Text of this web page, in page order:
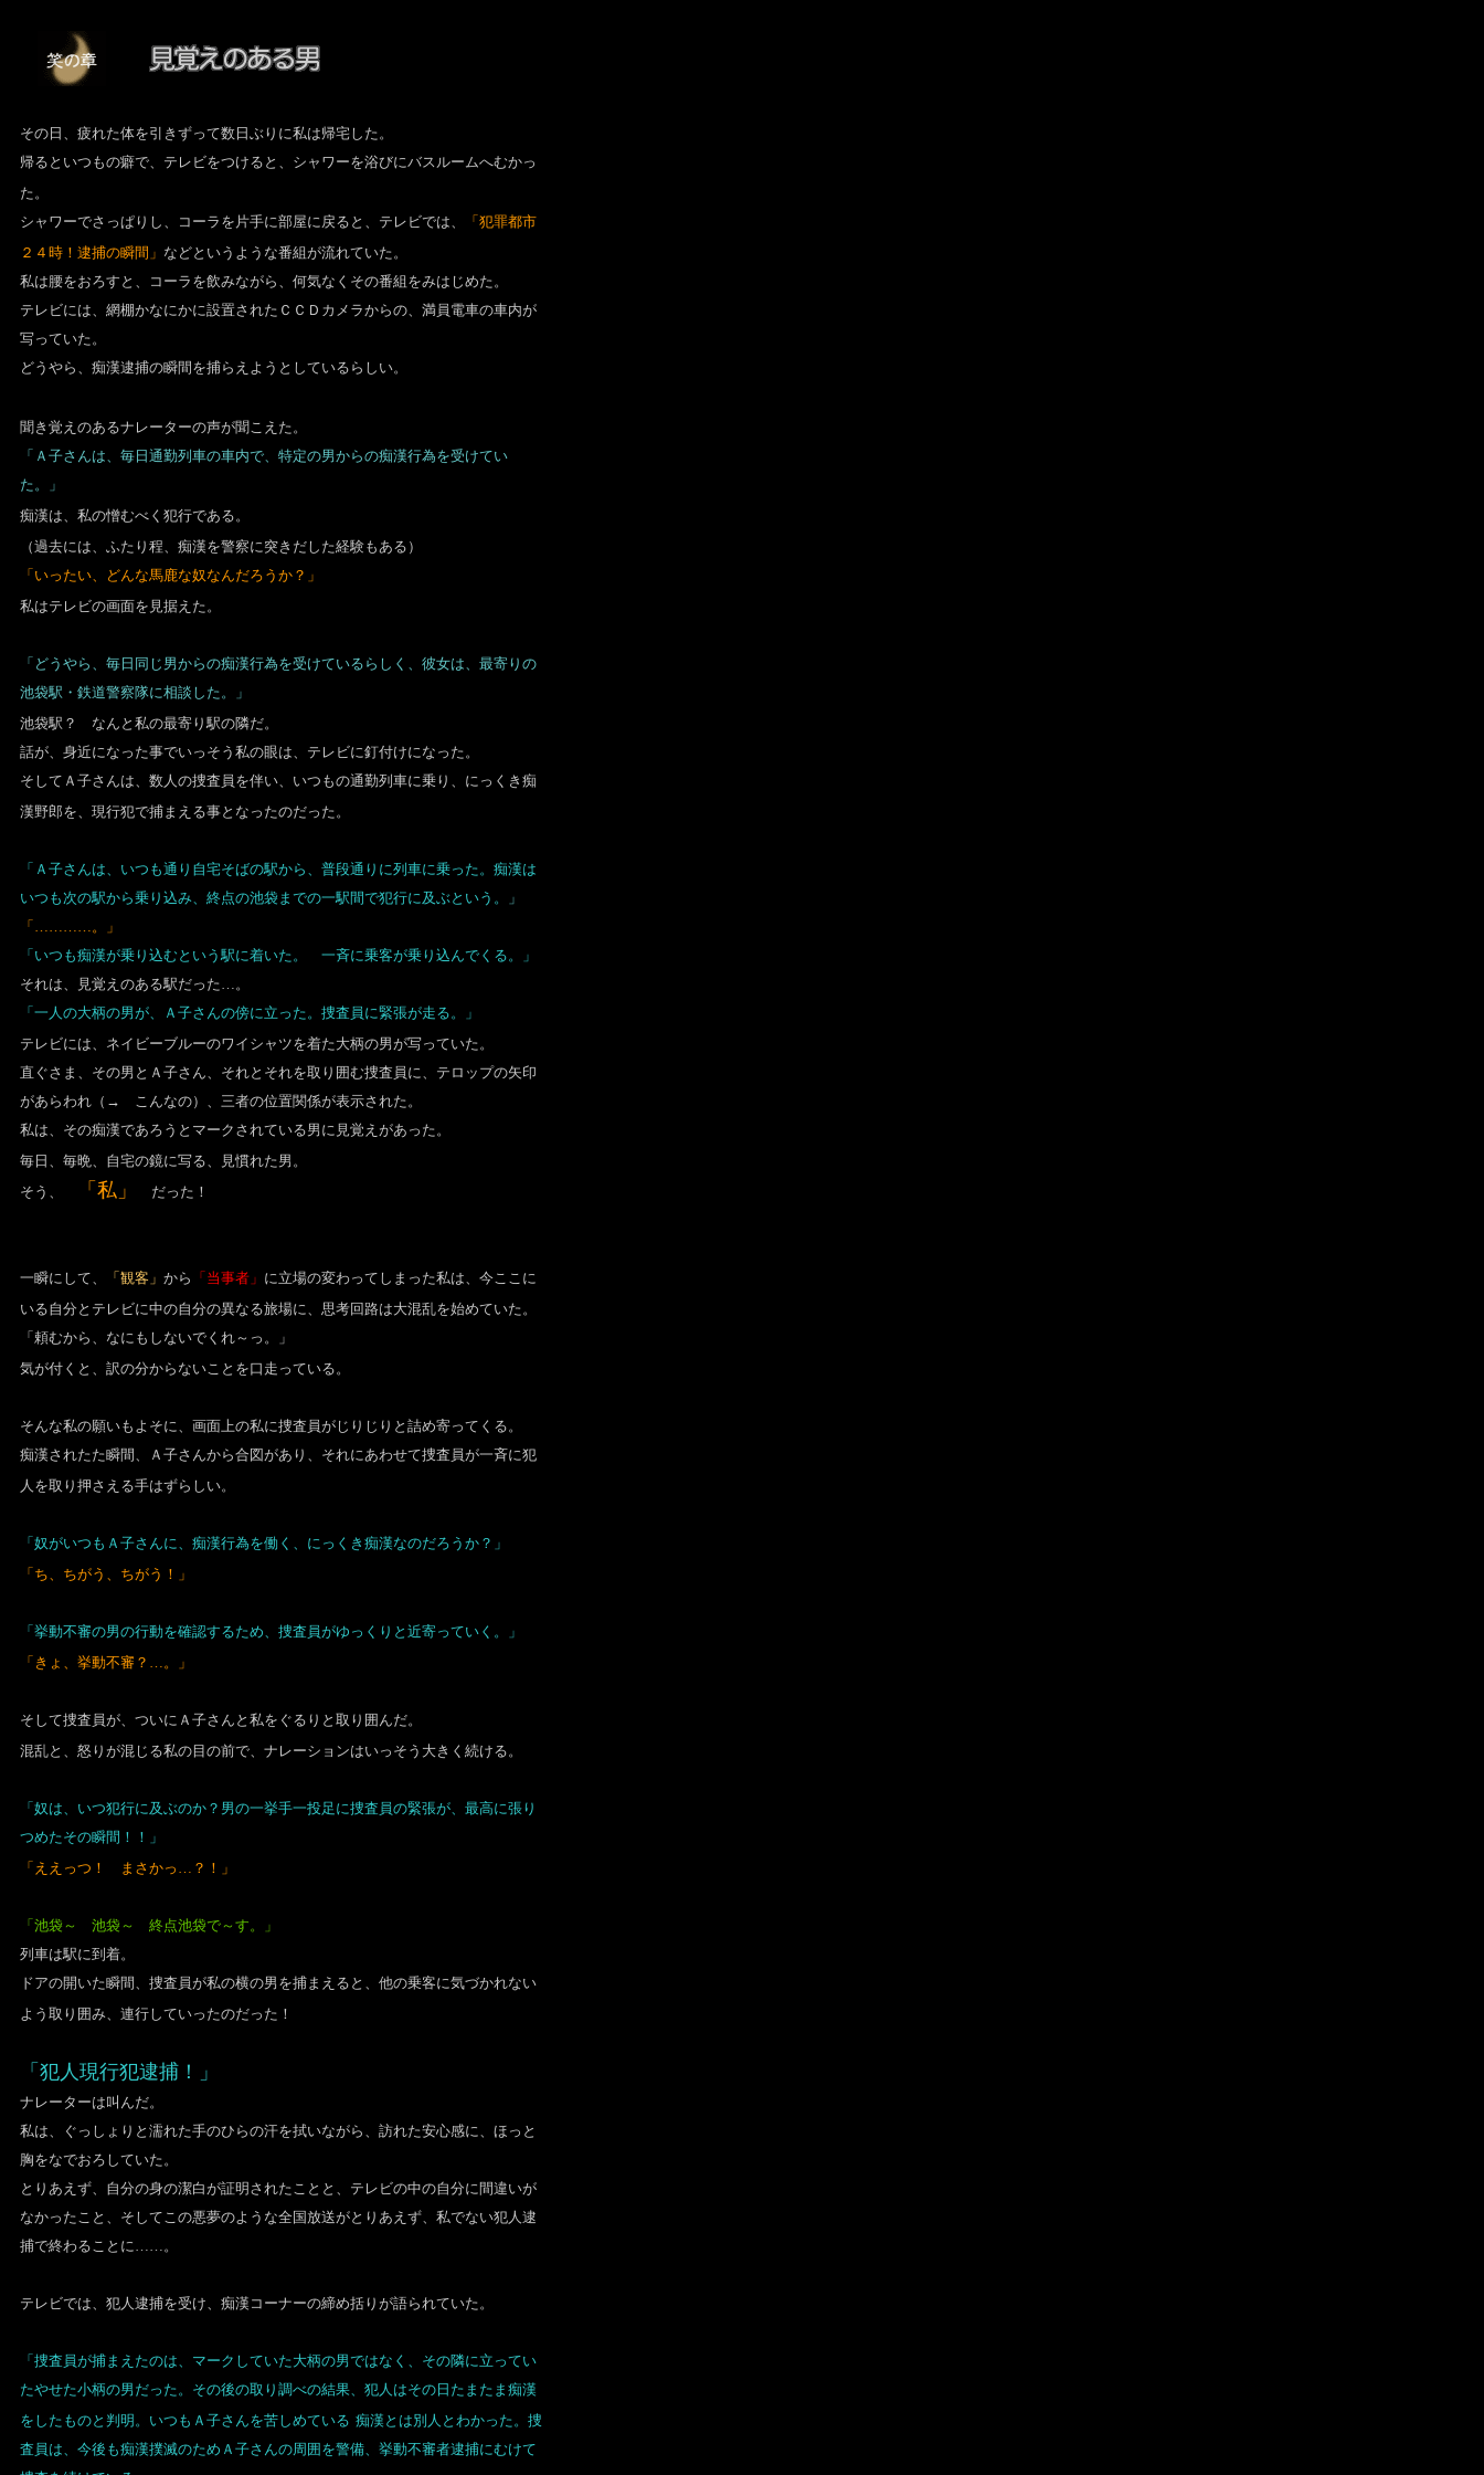
その日、疲れた体を引きずって数日ぶりに私は帰宅した。
帰るといつもの癖で、テレビをつけると、シャワーを浴びにバスルームへむかっ
た。
シャワーでさっぱりし、コーラを片手に部屋に戻ると、テレビでは、
「犯罪都市
２４時！逮捕の瞬間」 などというような番組が流れていた。
私は腰をおろすと、コーラを飲みながら、何気なくその番組をみはじめた。
テレビには、網棚かなにかに設置されたＣＣＤカメラからの、満員電車の車内が
写っていた。
どうやら、痴漢逮捕の瞬間を捕らえようとしているらしい。
聞き覚えのあるナレーターの声が聞こえた。
「Ａ子さんは、毎日通勤列車の車内で、特定の男からの痴漢行為を受けてい
た。」
痴漢は、私の憎むべく犯行である。
（過去には、ふたり程、痴漢を警察に突きだした経験もある）
「いったい、どんな馬鹿な奴なんだろうか？」
私はテレビの画面を見据えた。
「どうやら、毎日同じ男からの痴漢行為を受けているらしく、彼女は、最寄りの
池袋駅・鉄道警察隊に相談した。」
池袋駅？ なんと私の最寄り駅の隣だ。
話が、身近になった事でいっそう私の眼は、テレビに釘付けになった。
そしてＡ子さんは、数人の捜査員を伴い、いつもの通勤列車に乗り、にっくき痴
漢野郎を、現行犯で捕まえる事となったのだった。
「Ａ子さんは、いつも通り自宅そばの駅から、普段通りに列車に乗った。 痴漢は
いつも次の駅から乗り込み、終点の池袋までの一駅間で犯行に及ぶという。
」
「…………。」
「いつも痴漢が乗り込むという駅に着いた。 一斉に乗客が乗り込んでくる。」
それは、見覚えのある駅だった…。
「一人の大柄の男が、Ａ子さんの傍に立った。捜査員に緊張が走る。」
テレビには、ネイビーブルーのワイシャツを着た大柄の男が写っていた。
直ぐさま、その男とＡ子さん、それとそれを取り囲む捜査員に、テロップの矢印
があらわれ（→ こんなの）、三者の位置関係が表示された。
私は、その痴漢であろうとマークされている男に見覚えがあった。
毎日、毎晩、自宅の鏡に写る、見慣れた男。
そう、
「私」 だった！
一瞬にして、 「観客」 から 「当事者」 に立場の変わってしまった私は、今ここに
いる自分とテレビに中の自分の異なる旅場に、思考回路は大混乱を始めていた。
「頼むから、なにもしないでくれ～っ。」
気が付くと、訳の分からないことを口走っている。
そんな私の願いもよそに、画面上の私に捜査員がじりじりと詰め寄ってくる。
痴漢されたた瞬間、Ａ子さんから合図があり、それにあわせて捜査員が一斉に犯
人を取り押さえる手はずらしい。
「奴がいつもＡ子さんに、痴漢行為を働く、にっくき痴漢なのだろうか？」
「ち、ちがう、ちがう！」
「挙動不審の男の行動を確認するため、捜査員がゆっくりと近寄っていく。」
「きょ、挙動不審？…。」
そして捜査員が、ついにＡ子さんと私をぐるりと取り囲んだ。
混乱と、怒りが混じる私の目の前で、ナレーションはいっそう大きく続ける。
「奴は、いつ犯行に及ぶのか？ 男の一挙手一投足に捜査員の緊張が、最高に張り
つめたその瞬間！！」
「ええっつ！ まさかっ…？！」
「池袋～ 池袋～ 終点池袋で～す。」
列車は駅に到着。
ドアの開いた瞬間、捜査員が私の横の男を捕まえると、他の乗客に気づかれない
よう取り囲み、連行していったのだった！
「犯人現行犯逮捕！」
ナレーターは叫んだ。
私は、ぐっしょりと濡れた手のひらの汗を拭いながら、訪れた安心感に、ほっと
胸をなでおろしていた。
とりあえず、自分の身の潔白が証明されたことと、テレビの中の自分に間違いが
なかったこと、そしてこの悪夢のような全国放送がとりあえず、私でない犯人逮
捕で終わることに……。
テレビでは、犯人逮捕を受け、痴漢コーナーの締め括りが語られていた。
「捜査員が捕まえたのは、マークしていた大柄の男ではなく、その隣に立ってい
たやせた小柄の男だった。その後の取り調べの結果、犯人はその日たまたま痴漢
をしたものと判明。いつもＡ子さんを苦しめている 痴漢とは別人とわかった。捜
査員は、今後も痴漢撲滅のためＡ子さんの周囲を警備、挙動不審者逮捕にむけて